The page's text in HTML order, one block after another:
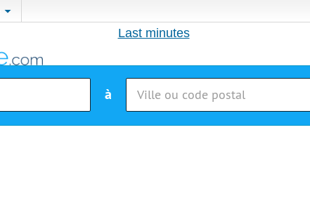
Last minutes
à